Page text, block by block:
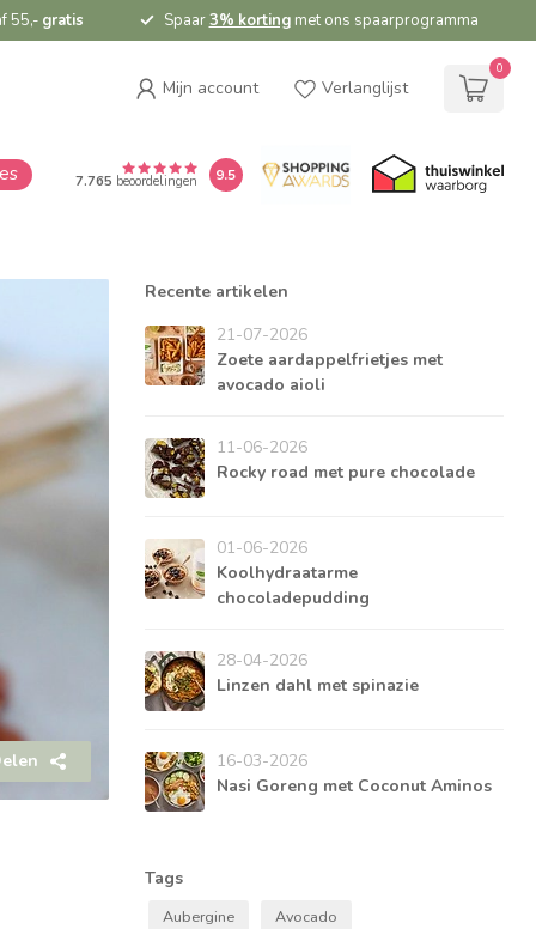
55,- gratis Spaar3% kortingmet ons spaarprogramma
Mijn account Verlanglijst
0
7.765 beoordelingen 9.5
Recente artikelen
21-07-2026
Zoete aardappelfrietjes met
avocado aioli
11-06-2026
Rocky road met pure chocolade
01-06-2026
Koolhydraatarme
chocoladepudding
28-04-2026
Linzen dahl met spinazie
16-03-2026
Nasi Goreng met Coconut Aminos
Tags
Aubergine
Avocado